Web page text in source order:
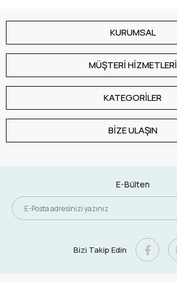
KURUMSAL
MÜŞTERİ HİZMETLERİ
KATEGORİLER
BİZE ULAŞIN
E-Bülten
Bizi Takip Edin